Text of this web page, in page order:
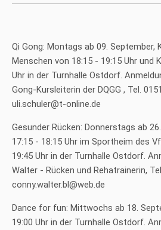
Qi Gong: Montags ab 09. September,
Menschen von 18:15 - 19:15 Uhr und
Uhr in der Turnhalle Ostdorf.
Gong-Kursleiterin der DQGG , Tel.
uli.schuler@t-online.de
Gesunder Rücken: Donnerstags ab
17:15 - 18:15 Uhr im Sportheim des
19:45 Uhr in der Turnhalle Ostdorf.
Walter - Rücken und Rehatrainerin,
conny.walter.bl@web.de
Dance for fun: Mittwochs ab 18.
19:00 Uhr in der Turnhalle Ostdorf.